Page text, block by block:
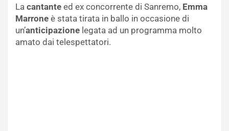
La cantante ed ex concorrente di Sanremo, Emma
Marrone è stata tirata in ballo in occasione di
un’anticipazione legata ad un programma molto
amato dai telespettatori.